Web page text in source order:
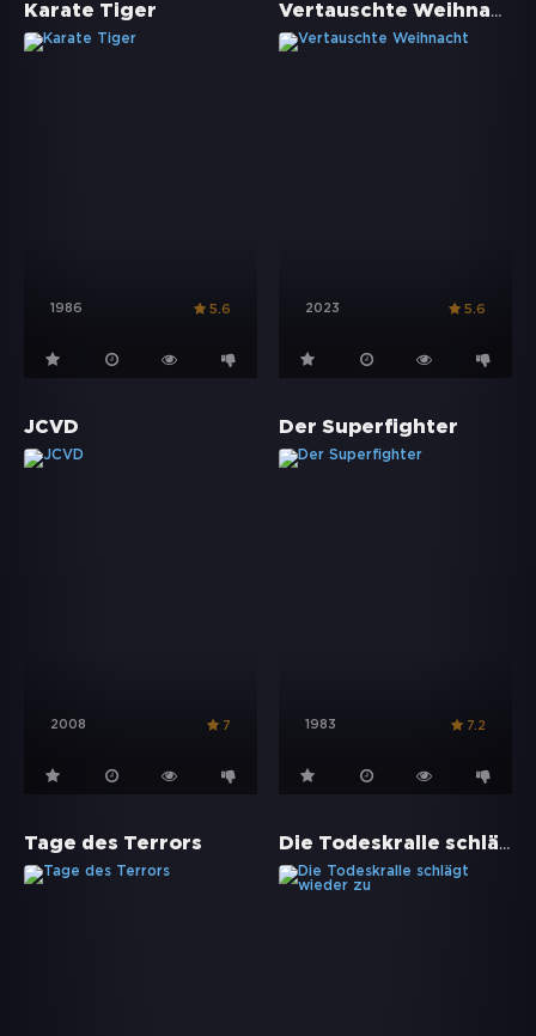
Karate Tiger
1986 5.6
Vertauschte Weihnacht
2023 5.6
JCVD
2008 7
Der Superfighter
1983 7.2
Tage des Terrors Die Todeskralle schlägt wieder zu